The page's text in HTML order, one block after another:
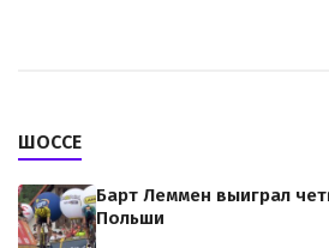
ШОССЕ
Барт Леммен выиграл
Польши